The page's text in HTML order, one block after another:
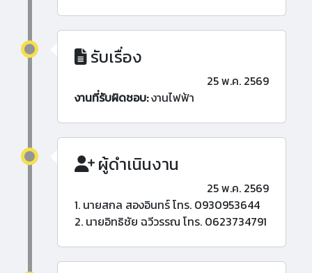
รับเรื่อง
25 พ.ค. 2569
งานที่รับผิดชอบ:งานไฟฟ้า
ผู้ดำเนินงาน
25 พ.ค. 2569
1. นายสกล สองอินทร์ โทร. 0930953644
2. นายอิทธิชัย ฉวีวรรณ โทร. 0623734791